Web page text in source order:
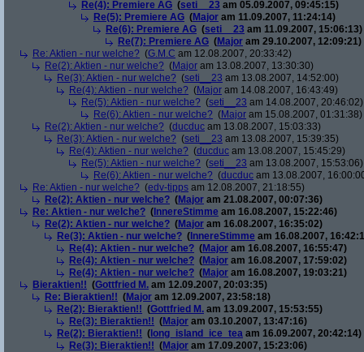
Re(4): Premiere AG (seti__23 am 05.09.2007, 09:45:15)
Re(5): Premiere AG (Major am 11.09.2007, 11:24:14)
Re(6): Premiere AG (seti__23 am 11.09.2007, 15:06:13)
Re(7): Premiere AG (Major am 29.10.2007, 12:09:21)
Re: Aktien - nur welche? (G.M.C am 12.08.2007, 20:33:42)
Re(2): Aktien - nur welche? (Major am 13.08.2007, 13:30:30)
Re(3): Aktien - nur welche? (seti__23 am 13.08.2007, 14:52:00)
Re(4): Aktien - nur welche? (Major am 14.08.2007, 16:43:49)
Re(5): Aktien - nur welche? (seti__23 am 14.08.2007, 20:46:02)
Re(6): Aktien - nur welche? (Major am 15.08.2007, 01:31:38)
Re(2): Aktien - nur welche? (ducduc am 13.08.2007, 15:03:33)
Re(3): Aktien - nur welche? (seti__23 am 13.08.2007, 15:39:35)
Re(4): Aktien - nur welche? (ducduc am 13.08.2007, 15:45:29)
Re(5): Aktien - nur welche? (seti__23 am 13.08.2007, 15:53:06)
Re(6): Aktien - nur welche? (ducduc am 13.08.2007,
Re: Aktien - nur welche? (edv-tipps am 12.08.2007, 21:18:55)
Re(2): Aktien - nur welche? (Major am 21.08.2007, 00:07:36)
Re: Aktien - nur welche? ( InnereStimme am 16.08.2007, 15:22:46)
Re(2): Aktien - nur welche? (Major am 16.08.2007, 16:35:02)
Re(3): Aktien - nur welche? ( InnereStimme am 16.08.2007,
Re(4): Aktien - nur welche? (Major am 16.08.2007, 16:55:47)
Re(4): Aktien - nur welche? (Major am 16.08.2007, 17:59:02)
Re(4): Aktien - nur welche? (Major am 16.08.2007, 19:03:21)
Bieraktien!! (Gottfried M. am 12.09.2007, 20:03:35)
Re: Bieraktien!! (Major am 12.09.2007, 23:58:18)
Re(2): Bieraktien!! (Gottfried M. am 13.09.2007, 15:53:55)
Re(3): Bieraktien!! (Major am 03.10.2007, 13:47:16)
Re(2): Bieraktien!! ( long_island_ice_tea am 16.09.2007, 20:42:14)
Re(3): Bieraktien!! (Major am 17.09.2007, 15:23:06)